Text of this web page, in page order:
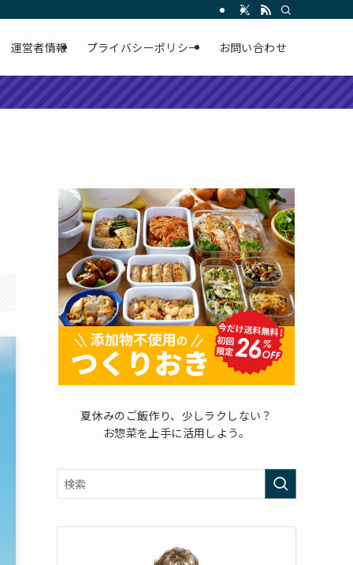
運営者情報 プライバシーポリシー お問い合わせ
夏休みのご飯作り、少しラクしない？
お惣菜を上手に活用しよう。